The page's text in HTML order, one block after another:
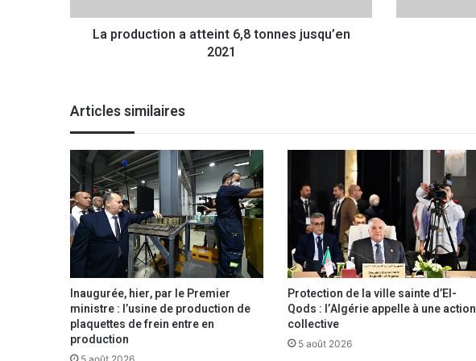
t
t
t
e
i
n
t
6
,
8
o
n
n
e
s
La production a atteint 6,8 tonnes jusqu’en
2021
e
l
e
Articles similaires
Inaugurée, hier, par le Premier
ministre : l’usine de production de
plaquettes de frein entre en
production
Protection de la ville sainte d’El-
Qods : l’Algérie appelle à une action
collective
5 août 2026